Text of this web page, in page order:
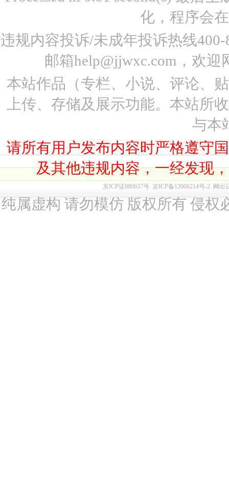
化，程序会
违规内容投诉/未成年投诉热线
邮箱help@jjwxc.com，欢
本站作品（专栏、小说、评论、
上传、存储及展示功能。本站所
与本
请所有用户发布内容时严格遵守
及其他违规内容，一经发现
京ICP证080637号 京ICP备12006214号-2 网出
纯属虚构 请勿模仿 版权所有 侵权